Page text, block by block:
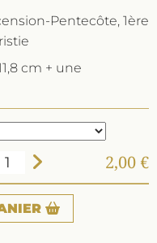
Pentecôte, 1ère
cm + une
2,00 €